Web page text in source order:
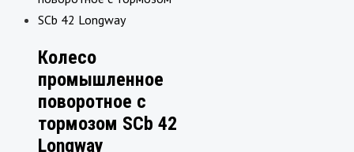
Колесо
промышленное
поворотное с
тормозом SCb 42
Longway